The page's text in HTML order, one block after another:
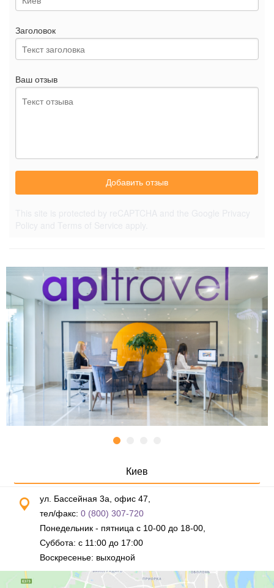
Заголовок
Ваш отзыв
Добавить отзыв
Киев
ул. Бассейная 3а, офис 47,
тел/факс: 0 (800) 307-720
Понедельник - пятница с 10-00 до 18-00,
Суббота: с 11:00 до 17:00
Воскресенье: выходной